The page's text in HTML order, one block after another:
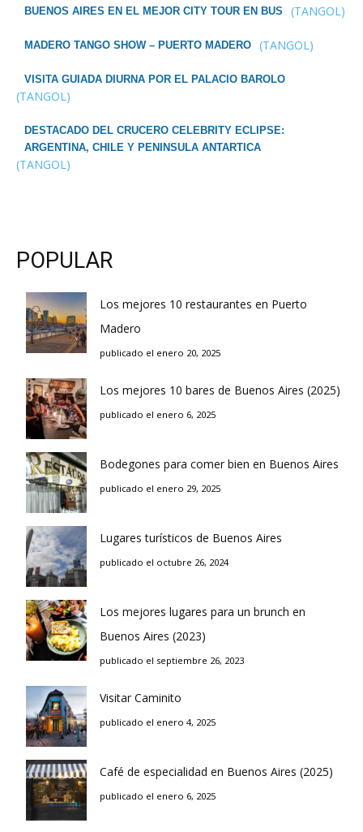
BUENOS AIRES EN EL MEJOR CITY TOUR EN BUS (TANGOL)
MADERO TANGO SHOW – PUERTO MADERO (TANGOL)
VISITA GUIADA DIURNA POR EL PALACIO BAROLO
(TANGOL)
DESTACADO DEL CRUCERO CELEBRITY ECLIPSE:
ARGENTINA, CHILE Y PENINSULA ANTARTICA
(TANGOL)
POPULAR
Los mejores 10 restaurantes en Puerto
Madero
publicado el enero 20, 2025
Los mejores 10 bares de Buenos Aires (2025)
publicado el enero 6, 2025
Bodegones para comer bien en Buenos Aires
publicado el enero 29, 2025
Lugares turísticos de Buenos Aires
publicado el octubre 26, 2024
Los mejores lugares para un brunch en
Buenos Aires (2023)
publicado el septiembre 26, 2023
Visitar Caminito
publicado el enero 4, 2025
Café de especialidad en Buenos Aires (2025)
publicado el enero 6, 2025